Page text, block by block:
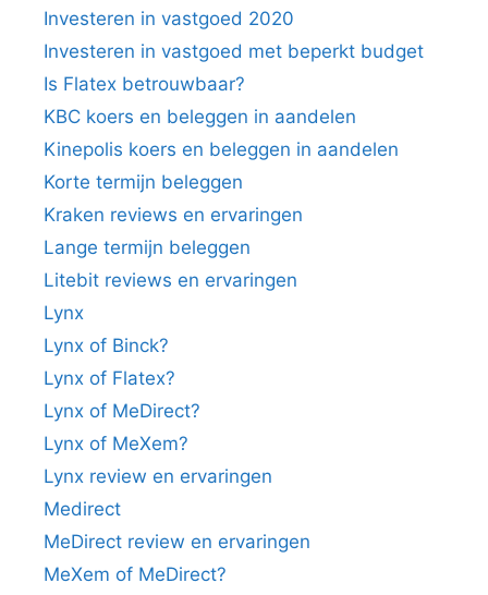
Investeren in vastgoed 2020
Investeren in vastgoed met beperkt budget
Is Flatex betrouwbaar?
KBC koers en beleggen in aandelen
Kinepolis koers en beleggen in aandelen
Korte termijn beleggen
Kraken reviews en ervaringen
Lange termijn beleggen
Litebit reviews en ervaringen
Lynx
Lynx of Binck?
Lynx of Flatex?
Lynx of MeDirect?
Lynx of MeXem?
Lynx review en ervaringen
Medirect
MeDirect review en ervaringen
MeXem of MeDirect?